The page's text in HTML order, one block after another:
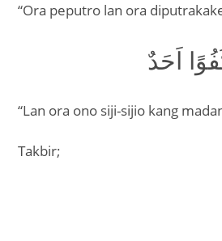
“Ora peputro lan ora
اَحَدٌ
“Lan ora ono siji-sijio kang
Takbir;